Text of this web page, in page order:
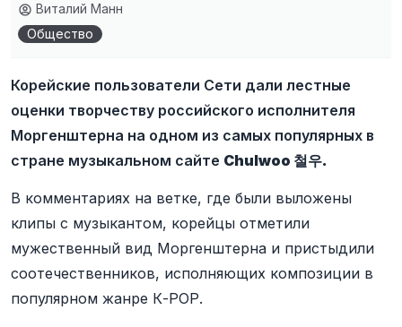
Виталий Манн
Общество
Корейские пользователи Сети дали лестные
оценки творчеству российского исполнителя
Моргенштерна на одном из самых популярных в
стране музыкальном сайте Chulwoo 철우.
В комментариях на ветке, где были выложены
клипы с музыкантом, корейцы отметили
мужественный вид Моргенштерна и пристыдили
соотечественников, исполняющих композиции в
популярном жанре К-РОР.